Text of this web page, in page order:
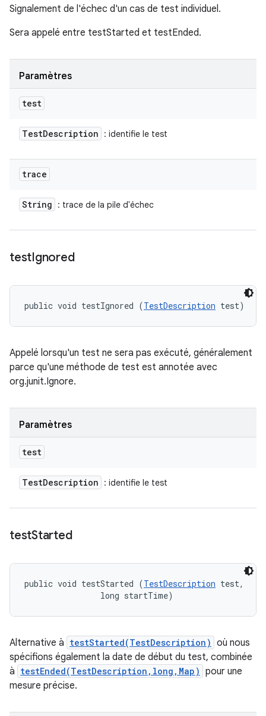
Signalement de l'échec d'un cas de test individuel.
Sera appelé entre testStarted et testEnded.
Paramètres
test
TestDescription : identifie le test
trace
String : trace de la pile d'échec
testIgnored
public void testIgnored (TestDescription test)
Appelé lorsqu'un test ne sera pas exécuté, généralement
parce qu'une méthode de test est annotée avec
org.junit.Ignore.
Paramètres
test
TestDescription : identifie le test
testStarted
public void testStarted (TestDescription test,
                long startTime)
Alternative à testStarted(TestDescription) où nous
spécifions également la date de début du test, combinée
à testEnded(TestDescription,long,Map) pour une
mesure précise.